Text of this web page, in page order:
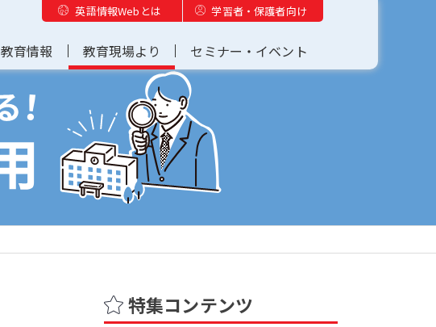
英語情報Webとは 学習者・保護者向け
教育情報 教育現場より セミナー・イベント
特集コンテンツ